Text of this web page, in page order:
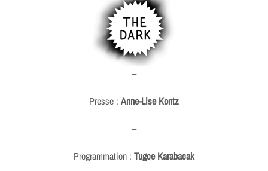
–
Presse : Anne-Lise Kontz
–
Programmation : Tugce Karabacak